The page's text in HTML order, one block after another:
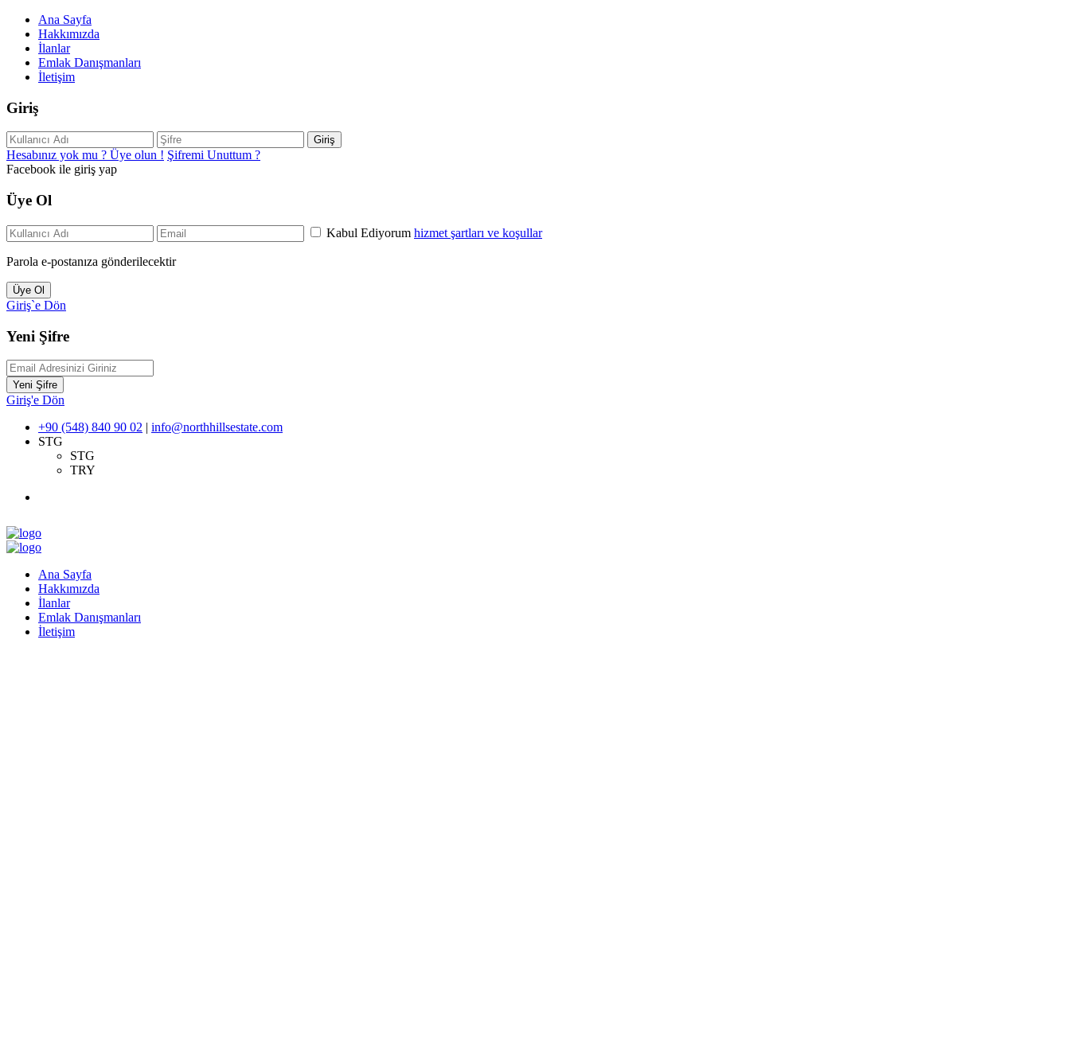
Ana Sayfa
Hakkımızda
İlanlar
Emlak Danışmanları
İletişim
Giriş
Giriş
Hesabınız yok mu ? Üye olun ! Şifremi Unuttum ?
Facebook ile giriş yap
Üye Ol
Kabul Ediyorum hizmet şartları ve koşullar
Parola e-postanıza gönderilecektir
Üye Ol
Giriş`e Dön
Yeni Şifre
Yeni Şifre
Giriş'e Dön
+90 (548) 840 90 02 | info@northhillsestate.com
STG
STG
TRY
Ana Sayfa
Hakkımızda
İlanlar
Emlak Danışmanları
İletişim